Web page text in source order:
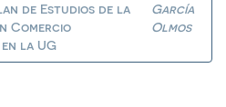
de Estudios de la
Comercio
la UG
García
Olmos